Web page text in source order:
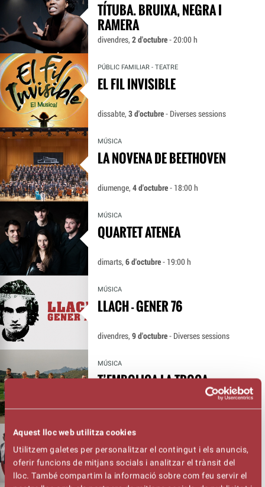
Aquest lloc web utilitza cookies
Utilitzem galetes per personalitzar el contingut i els anuncis,
oferir funcions de mitjans socials i analitzar el trànsit del
lloc. També compartim la informació sobre com feu servir el
TÍTUBA. BRUIXA, NEGRA I
RAMERA
divendres,2 d'octubre- 20:00 h
PÚBLIC FAMILIAR - TEATRE
EL FIL INVISIBLE
dissabte,3 d'octubre- Diverses sessions
MÚSICA
LA NOVENA DE BEETHOVEN
diumenge,4 d'octubre- 18:00 h
MÚSICA
QUARTET ATENEA
dimarts,6 d'octubre- 19:00 h
MÚSICA
LLACH - GENER 76
divendres,9 d'octubre- Diverses sessions
MÚSICA
T’EMBOLICA LA TROCA
dissabte,10 d'octubre- 18:00 h
TEATRE
ELS MALVATS
dissabte,10 d'octubre - 20:00 h